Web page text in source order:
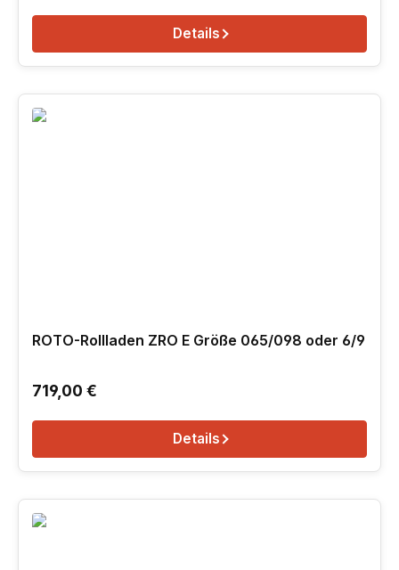
Details
ROTO-Rollladen ZRO E Größe 065/098 oder 6/9
Regulärer Preis:
719,00 €
Details